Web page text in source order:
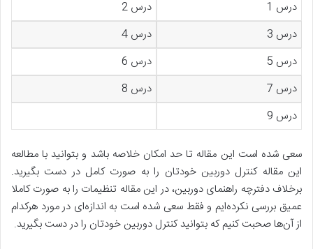
درس 1
درس 2
درس 3
درس 4
درس 5
درس 6
درس 7
درس 8
درس 9
سعی شده است این مقاله تا حد امکان خلاصه باشد و بتوانید با مطالعه
این مقاله کنترل دوربین خودتان را به صورت کامل در دست بگیرید.
برخلاف دفترچه راهنمای دوربین، در این مقاله تنظیمات را به صورت کاملا
عمیق بررسی نکرده‌ایم و فقط سعی شده است به اندازه‌ای در مورد هرکدام
از آن‌ها صحبت کنیم که بتوانید کنترل دوربین خودتان را در دست بگیرید.